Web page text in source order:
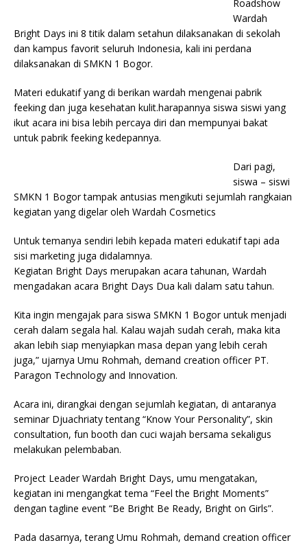
Roadshow
Wardah
Bright Days ini 8 titik dalam setahun dilaksanakan di sekolah
dan kampus favorit seluruh Indonesia, kali ini perdana
dilaksanakan di SMKN 1 Bogor.
Materi edukatif yang di berikan wardah mengenai pabrik
feeking dan juga kesehatan kulit.harapannya siswa siswi yang
ikut acara ini bisa lebih percaya diri dan mempunyai bakat
untuk pabrik feeking kedepannya.
Dari pagi,
siswa – siswi
SMKN 1 Bogor tampak antusias mengikuti sejumlah rangkaian
kegiatan yang digelar oleh Wardah Cosmetics
Untuk temanya sendiri lebih kepada materi edukatif tapi ada
sisi marketing juga didalamnya.
Kegiatan Bright Days merupakan acara tahunan, Wardah
mengadakan acara Bright Days Dua kali dalam satu tahun.
Kita ingin mengajak para siswa SMKN 1 Bogor untuk menjadi
cerah dalam segala hal. Kalau wajah sudah cerah, maka kita
akan lebih siap menyiapkan masa depan yang lebih cerah
juga,” ujarnya Umu Rohmah, demand creation officer PT.
Paragon Technology and Innovation.
Acara ini, dirangkai dengan sejumlah kegiatan, di antaranya
seminar Djuachriaty tentang “Know Your Personality”, skin
consultation, fun booth dan cuci wajah bersama sekaligus
melakukan pelembaban.
Project Leader Wardah Bright Days, umu mengatakan,
kegiatan ini mengangkat tema “Feel the Bright Moments”
dengan tagline event “Be Bright Be Ready, Bright on Girls”.
Pada dasarnya, terang Umu Rohmah, demand creation officer